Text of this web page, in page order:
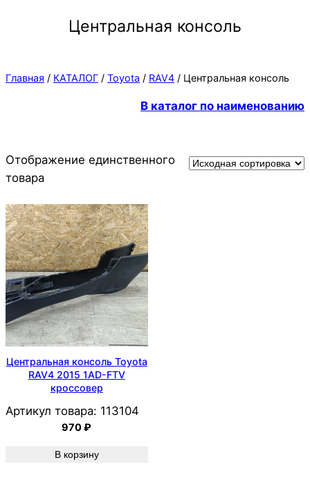
Центральная консоль
Главная / КАТАЛОГ / Toyota / RAV4 / Центральная консоль
В каталог по наименованию
Отображение единственного
товара
Центральная консоль Toyota
RAV4 2015 1AD-FTV
кроссовер
Артикул товара: 113104
970₽
В корзину